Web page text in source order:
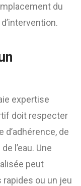
du
expertise
doit respecter
de
l’eau. Une
peut
ou un jeu